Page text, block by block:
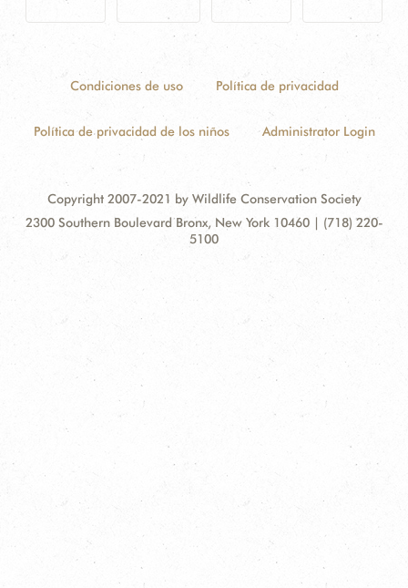
Condiciones de uso Política de privacidad
Política de privacidad de los niños Administrator Login
Copyright 2007-2021 by Wildlife Conservation Society
Contact
Address:
2300 Southern Boulevard Bronx, New York 10460 | (718) 220-
5100